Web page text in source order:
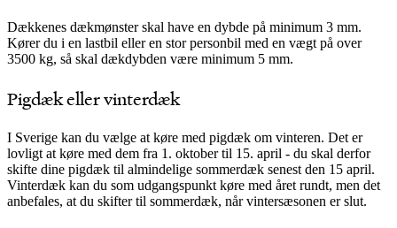
Dækkenes dækmønster skal have en dybde på minimum 3 mm.
Kører du i en lastbil eller en stor personbil med en vægt på over
3500 kg, så skal dækdybden være minimum 5 mm.
Pigdæk eller vinterdæk
I Sverige kan du vælge at køre med pigdæk om vinteren. Det er
lovligt at køre med dem fra 1. oktober til 15. april - du skal derfor
skifte dine pigdæk til almindelige sommerdæk senest den 15 april.
Vinterdæk kan du som udgangspunkt køre med året rundt, men det
anbefales, at du skifter til sommerdæk, når vintersæsonen er slut.